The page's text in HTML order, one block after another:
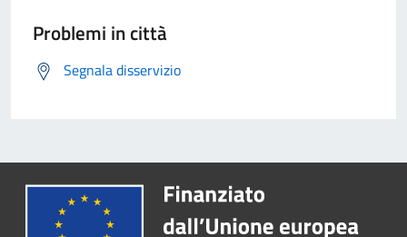
Problemi in città
Segnala disservizio